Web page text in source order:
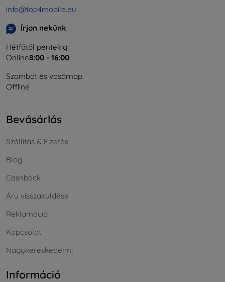
info@top4mobile.eu
Írjon nekünk
Hétfőtől péntekig:
Online8:00 - 16:00
Szombat és vasárnap:
Offline
Bevásárlás
Szállítás & Fizetés
Blog
Cashback
Áru visszaküldése
Reklamáció
Kapcsolat
Nagykereskedelmi
Információ